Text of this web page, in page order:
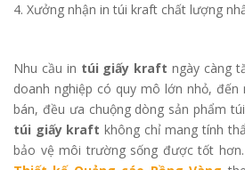
4. Xưởng nhận in túi kraft chất lượng
Nhu cầu in túi giấy kraft ngày càng
doanh nghiệp có quy mô lớn nhỏ,
bán, đều ưa chuộng dòng sản phẩm
túi giấy kraft không chỉ mang tính
bảo vệ môi trường sống được tốt